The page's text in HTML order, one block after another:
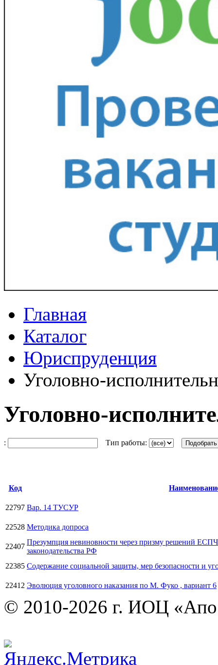
Главная
Каталог
Юриспруденция
Уголовно-
Уголовно-
: Тип работы:
Код
22797 Вар. 14 ТУСУР
22528 Методика допроса
22407
Презумпция невиновности через призму решений
законодательства РФ
22385 Содержание социальной защиты, мер безопасности и
22412 Эволюция уголовного наказания по М. Фуко , вариант 6
© 2010-2026 г. ИОЦ